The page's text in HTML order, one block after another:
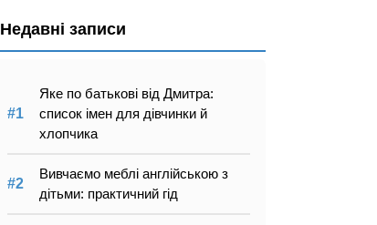
Недавні записи
Яке по батькові від Дмитра:
список імен для дівчинки й
хлопчика
Вивчаємо меблі англійською з
дітьми: практичний гід